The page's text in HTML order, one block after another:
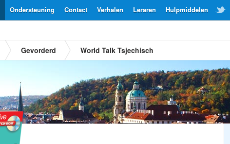
Hulpmiddelen
Leraren
Verhalen
Contact
Ondersteuning
Gevorderd World Talk Tsjechisch